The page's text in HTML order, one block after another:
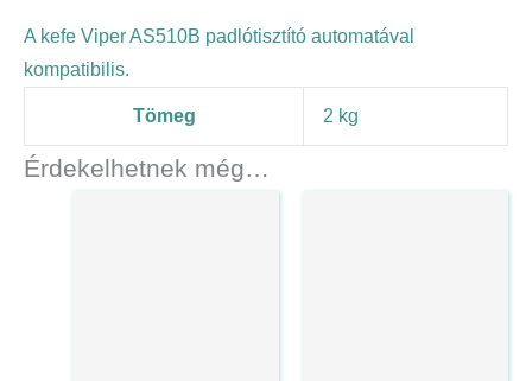
A kefe Viper AS510B padlótisztító automatával
kompatibilis.
Tömeg 2 kg
Érdekelhetnek még…